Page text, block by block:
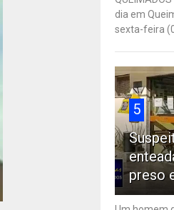
dia em
sexta-feira
5
preso